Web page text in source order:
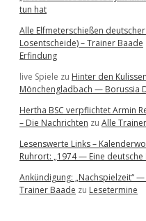
tun hat
Alle Elfmeterschießen
Losentscheide) – Trainer Baade
Erfindung
live Spiele zu Hinter den
Mönchengladbach — Borussia
Hertha BSC verpflichtet Armin
– Die Nachrichten zu Alle
Lesenswerte Links –
Ruhrort: „1974 — Eine deutsche
Ankündigung: „Nachspielzeit“
Trainer Baade zu Lesetermine